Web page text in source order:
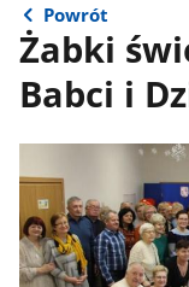
Powrót
Żabki
Babci i